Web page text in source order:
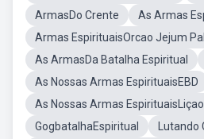
ArmasDo Crente
As Armas
Armas EspirituaisOrcao Jejum
As ArmasDa Batalha Espiritual
As Nossas Armas EspirituaisEBD
As Nossas Armas
GogbatalhaEspiritual